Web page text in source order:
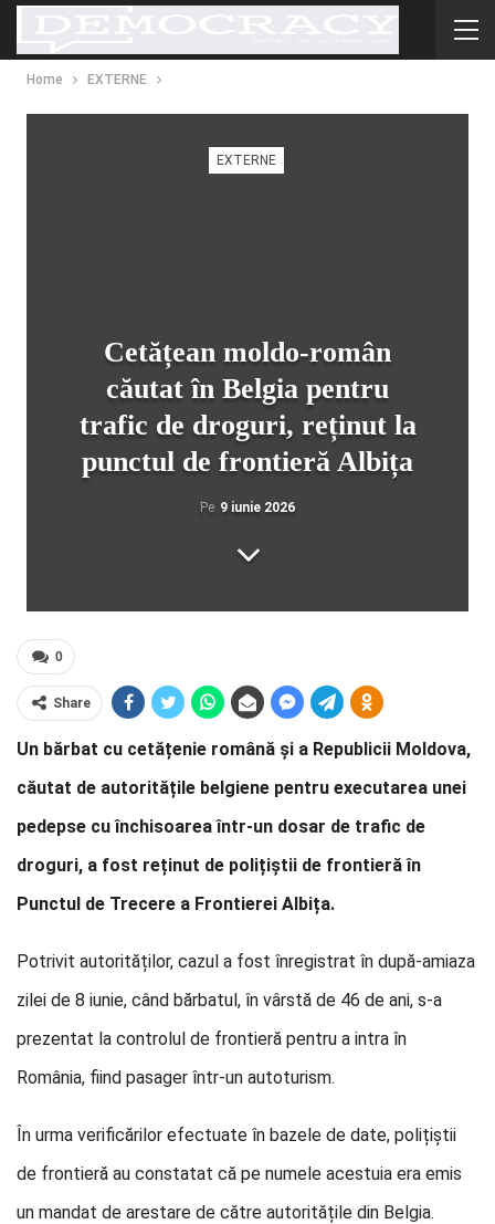
Home EXTERNE
EXTERNE
Cetățean moldo-român
căutat în Belgia pentru
trafic de droguri, reținut la
punctul de frontieră Albița
Pe 9 iunie 2026
0
Share
Un bărbat cu cetățenie română și a Republicii Moldova,
căutat de autoritățile belgiene pentru executarea unei
pedepse cu închisoarea într-un dosar de trafic de
droguri, a fost reținut de polițiștii de frontieră în
Punctul de Trecere a Frontierei Albița.
Potrivit autorităților, cazul a fost înregistrat în după-amiaza
zilei de 8 iunie, când bărbatul, în vârstă de 46 de ani, s-a
prezentat la controlul de frontieră pentru a intra în
România, fiind pasager într-un autoturism.
În urma verificărilor efectuate în bazele de date, polițiștii
de frontieră au constatat că pe numele acestuia era emis
un mandat de arestare de către autoritățile din Belgia.